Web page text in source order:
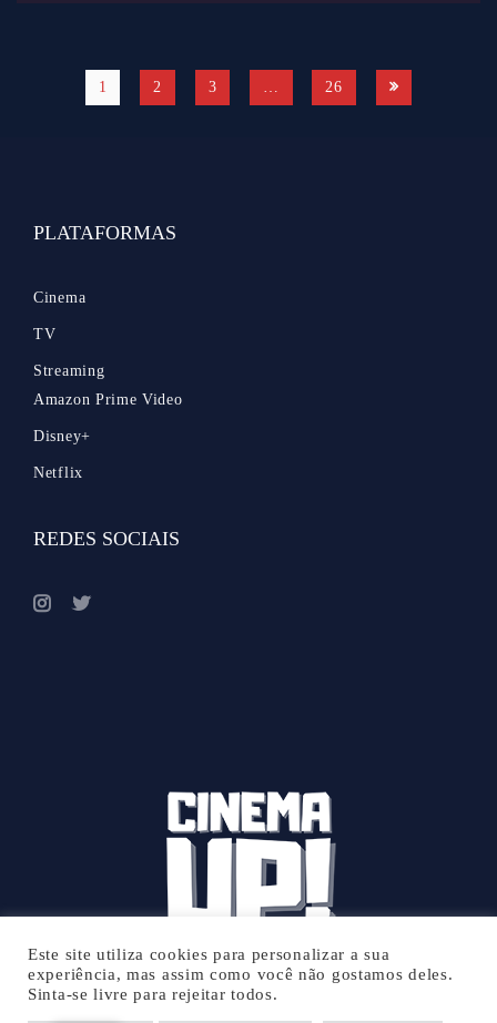
1 2 3 … 26
PLATAFORMAS
Cinema
TV
Streaming
Amazon Prime Video
Disney+
Netflix
REDES SOCIAIS
Este site utiliza cookies para personalizar a sua
experiência, mas assim como você não gostamos deles.
Sinta-se livre para rejeitar todos.